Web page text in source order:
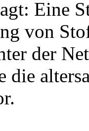
Eine
von
der
die